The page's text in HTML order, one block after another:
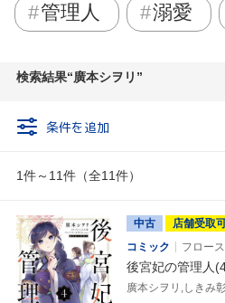
管理人 溺愛
検索結果 廣本シヲリ
条件を追加
1件～11件（全11件）
中古
店舗受取
コミック
フロー
後宮妃の管理人
廣本シヲリ,しきみ